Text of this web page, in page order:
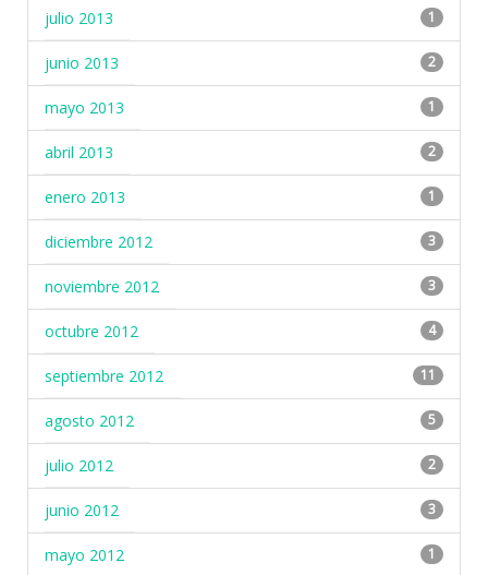
julio 2013 1
junio 2013 2
mayo 2013 1
abril 2013 2
enero 2013 1
diciembre 2012 3
noviembre 2012 3
octubre 2012 4
septiembre 2012 11
agosto 2012 5
julio 2012 2
junio 2012 3
mayo 2012 1